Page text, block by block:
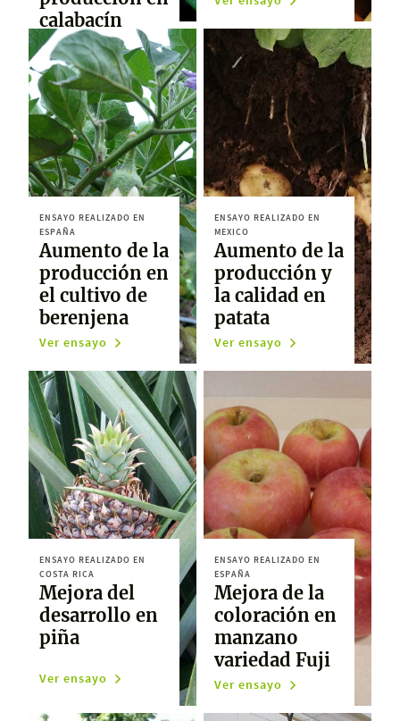
calabacín
Ver ensayo
ENSAYO REALIZADO EN
ESPAÑA
Aumento de la
producción en
el cultivo de
berenjena
Ver ensayo
ENSAYO REALIZADO EN
MEXICO
Aumento de la
producción y
la calidad en
patata
Ver ensayo
ENSAYO REALIZADO EN
COSTA RICA
Mejora del
desarrollo en
piña
Ver ensayo
ENSAYO REALIZADO EN
ESPAÑA
Mejora de la
coloración en
manzano
variedad Fuji
Ver ensayo